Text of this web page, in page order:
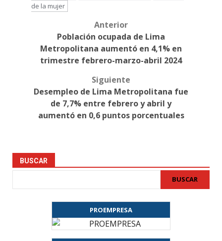
de la mujer
navigation
Anterior
Población ocupada de Lima
Metropolitana aumentó en 4,1% en
trimestre febrero-marzo-abril 2024
Siguiente
Desempleo de Lima Metropolitana fue
de 7,7% entre febrero y abril y
aumentó en 0,6 puntos porcentuales
BUSCAR
BUSCAR
PROEMPRESA